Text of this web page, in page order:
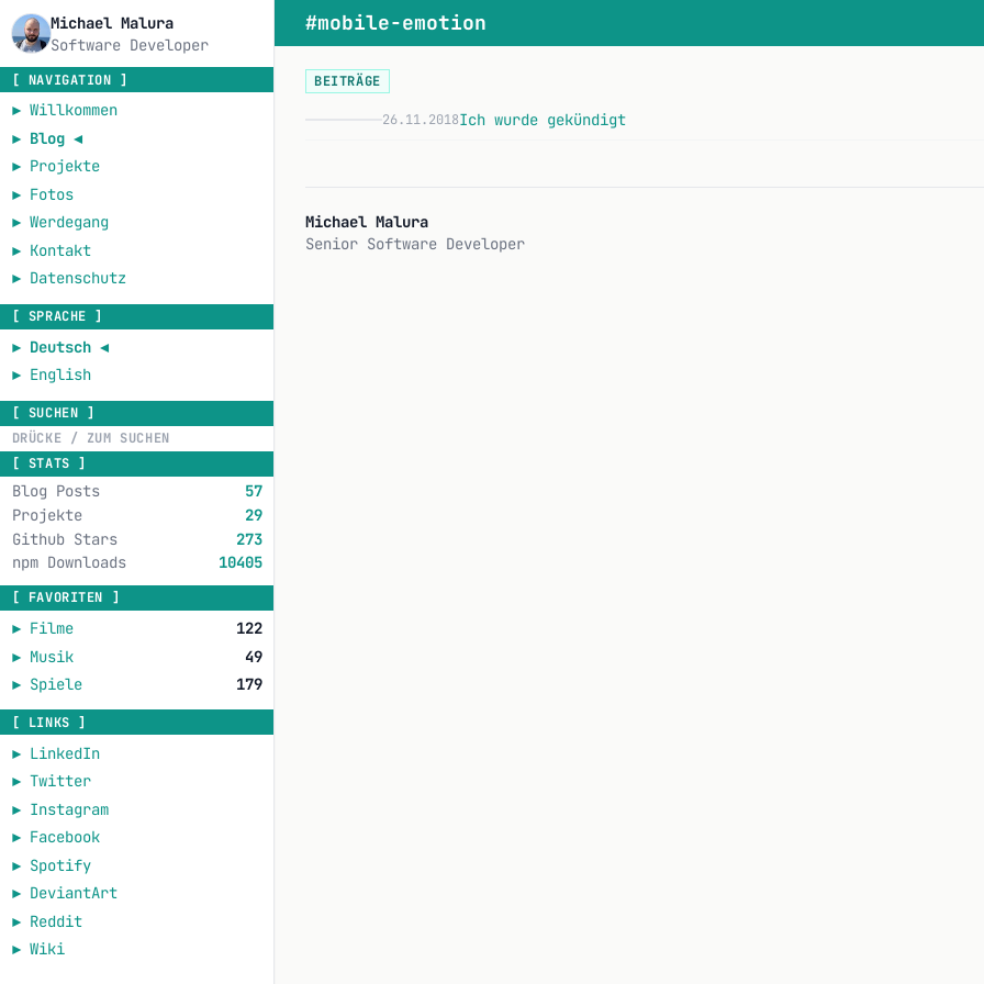
Michael Malura
Software Developer
[ NAVIGATION ]
► Willkommen
► Blog◄
► Projekte
► Fotos
► Werdegang
► Kontakt
► Datenschutz
[ SPRACHE ]
► Deutsch◄
► English
[ SUCHEN ]
[ STATS ]
Blog Posts
57
Projekte
29
Github Stars
273
npm Downloads
10405
[ FAVORITEN ]
► Filme
122
► Musik
49
► Spiele 179
[ LINKS ]
► LinkedIn
► Twitter
► Instagram
► Facebook
► Spotify
► DeviantArt
► Reddit
► Wiki
#mobile-emotion
BEITRÄGE
26.11.2018Ich wurde gekündigt
Michael Malura
Senior Software Developer